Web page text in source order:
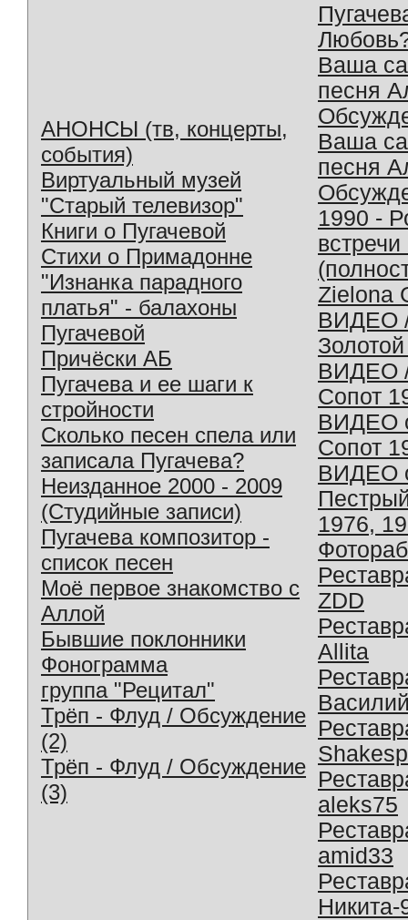
АНОНСЫ (тв, концерты,
события)
Виртуальный музей
"Старый телевизор"
Книги о Пугачевой
Стихи о Примадонне
"Изнанка парадного
платья" - балахоны
Пугачевой
Причёски АБ
Пугачева и ее шаги к
стройности
Сколько песен спела или
записала Пугачева?
Неизданное 2000 - 2009
(Студийные записи)
Пугачева композитор -
список песен
Моё первое знакомство с
Аллой
Бывшие поклонники
Фонограмма
группа "Рецитал"
Трёп - Флуд / Обсуждение
(2)
Трёп - Флуд / Обсуждение
(3)
Ваша
песня
Ваша
песня
1990 -
Zielona
ВИДЕО
ВИДЕО
Сопот
ВИДЕО
Сопот
ВИДЕО
1976,
ZDD
Allita
aleks75
amid33
Никита-